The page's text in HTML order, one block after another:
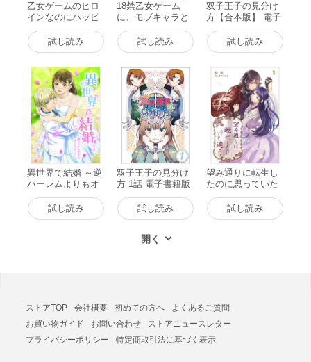
乙女ゲームのヒロ
インなのにハッピ
ーエンドを乗っ取
られそうです 電子
書籍版
試し読み
18禁乙女ゲーム
に、モブキャラと
して転生しまし
た。 story1 ジョシ
ィ文庫 電子書籍版
試し読み
双子王子の見分け
方【合本版】 電子
書籍版
試し読み
異世界で結婚 ～逆
ハーレムよりもオ
ンリーワン～ 1話
電子書籍版
試し読み
双子王子の見分け
方 1話 電子書籍版
試し読み
望み通りに転生し
たのに思っていた
のと違う 1話 電子
書籍版試し読み
ストアTOP 会社概要 初めての方へ
よくあるご質問
お買い物ガイド
お問い合わせ
ストアニュースレター
プライバシーポリシー
特定商取引法に基づく表示